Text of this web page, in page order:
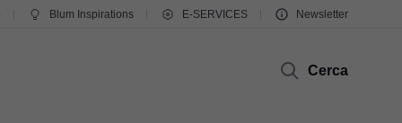
Blum Inspirations E-SERVICES Newsletter
Cerca